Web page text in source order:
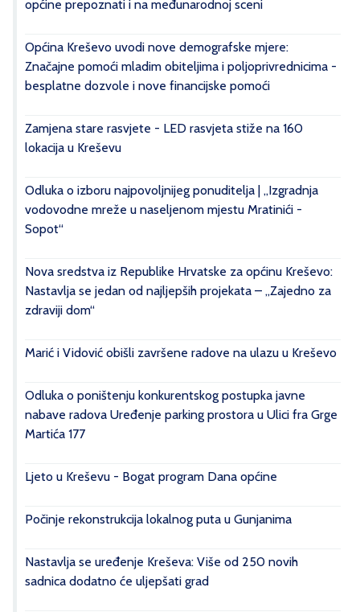
općine prepoznati i na međunarodnoj sceni
Općina Kreševo uvodi nove demografske mjere:
Značajne pomoći mladim obiteljima i poljoprivrednicima -
besplatne dozvole i nove financijske pomoći
Zamjena stare rasvjete - LED rasvjeta stiže na 160
lokacija u Kreševu
Odluka o izboru najpovoljnijeg ponuditelja | „Izgradnja
vodovodne mreže u naseljenom mjestu Mratinići -
Sopot“
Nova sredstva iz Republike Hrvatske za općinu Kreševo:
Nastavlja se jedan od najljepših projekata – „Zajedno za
zdraviji dom“
Marić i Vidović obišli završene radove na ulazu u Kreševo
Odluka o poništenju konkurentskog postupka javne
nabave radova Uređenje parking prostora u Ulici fra Grge
Martića 177
Ljeto u Kreševu - Bogat program Dana općine
Počinje rekonstrukcija lokalnog puta u Gunjanima
Nastavlja se uređenje Kreševa: Više od 250 novih
sadnica dodatno će uljepšati grad